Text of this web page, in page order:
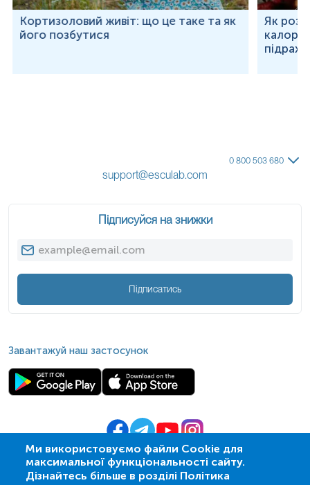
Кортизоловий живіт: що це таке та як
його позбутися
Як
Ми використовуємо файли Cookie для
максимальної функціональності сайту.
Дізнайтесь більше в розділі Політика
0 800 503 680
support@esculab.com
Підписуйся на знижки
Підписатись
Завантажуй наш застосунок
© 2009- 2026 | ПСМЛ «Ескулаб»